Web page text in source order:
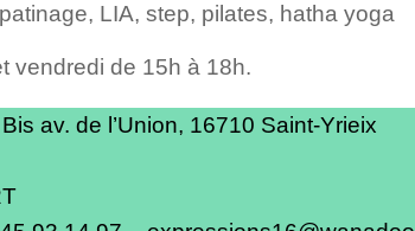
LIA, step, pilates, hatha yoga
vendredi de 15h à 18h.
Bis av. de l’Union, 16710 Saint-Yrieix